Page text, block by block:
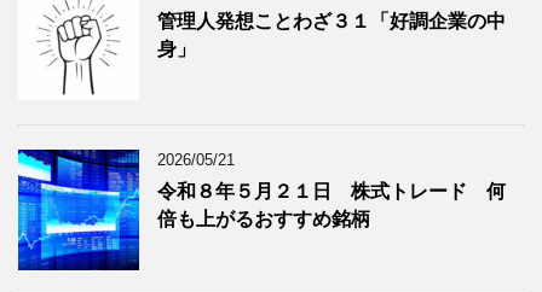
グ
記
事
を
表
示
ー
グ
記
事
を
表
管理人発想ことわざ３１「好調企業の中
身」
2026/05/21
令和８年５月２１日 株式トレード 何
倍も上がるおすすめ銘柄